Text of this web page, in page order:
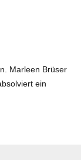
Marleen Brüser
ein